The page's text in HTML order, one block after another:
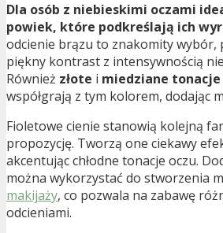
Dla osób z niebieskimi oczami
powiek, które podkreślają ich
odcienie brązu to znakomity wybór,
piękny kontrast z intensywnością
Również złote i miedziane tonacje
współgrają z tym kolorem, dodając
Fioletowe cienie stanowią kolejną
propozycję. Tworzą one ciekawy
akcentując chłodne tonacje oczu.
można wykorzystać do stworzenia
makijaży, co pozwala na zabawę
odcieniami.